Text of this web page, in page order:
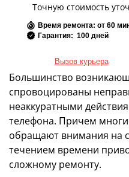
Точную стоимость
Время ремонта: от 60
Гарантия: 100 дней
Вызов курьера
Большинство
спровоцированы
неаккуратными
телефона. Причем
обращают внимания на
течением времени
сложному ремонту.